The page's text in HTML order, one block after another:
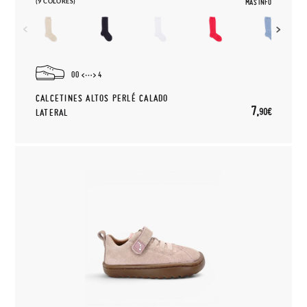
MÁS INFO
00 4
CALCETINES ALTOS PERLÉ CALADO
LATERAL
7,90€